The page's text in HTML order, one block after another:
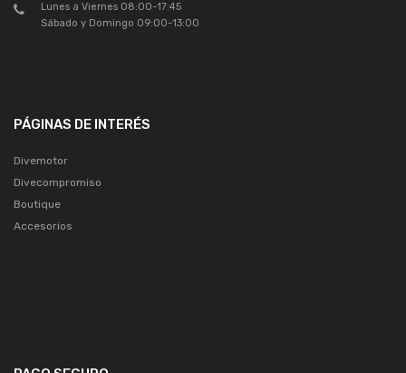
Lunes a Viernes 08:00-17:45
Sábado y Domingo 09:00-13:00
PÁGINAS DE INTERÉS
Divemotor
Divecompromiso
Boutique
Accesorios